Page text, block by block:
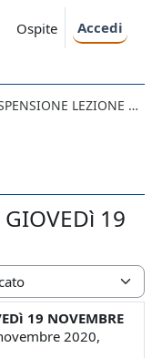
Ospite Accedi
SOSPENSIONE LEZIONE GIOVEDì 19 NOVEMBRE
GIOVEDì 19
19 NOVEMBRE
2020,